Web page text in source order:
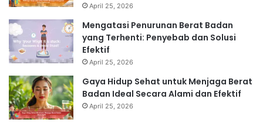
April 25, 2026
Mengatasi Penurunan Berat Badan
yang Terhenti: Penyebab dan Solusi
Efektif
April 25, 2026
Gaya Hidup Sehat untuk Menjaga Berat
Badan Ideal Secara Alami dan Efektif
April 25, 2026